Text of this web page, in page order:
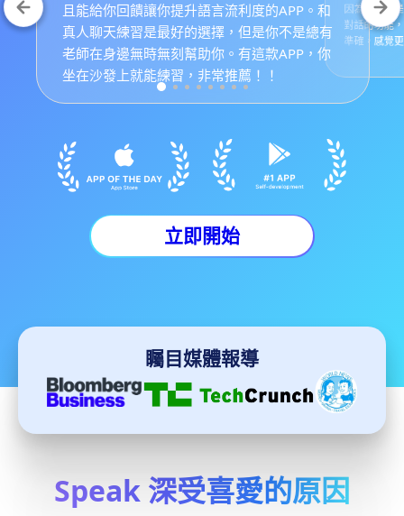
且能給你回饋讓你提升語言流利度的APP。和
真人聊天練習是最好的選擇，但是你不是總有
老師在身邊無時無刻幫助你。有這款APP，你
坐在沙發上就能練習，非常推薦！！
因為我真的
對話的功能
準確，感覺
立即開始
矚目媒體報導
Speak 深受喜愛的原因